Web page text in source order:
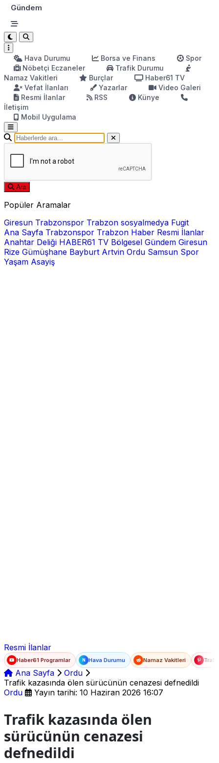
Gündem
Hava Durumu Borsa ve Finans
Spor
Nöbetçi Eczaneler
Trafik Durumu
Namaz Vakitleri
Burçlar
Haber61 TV
Vefat İlanları
Yazarlar
Video Galeri
Resmi İlanlar
RSS
Künye
İletişim
Mobil Uygulama
Ara
Popüler Aramalar
Giresun Trabzonspor Trabzon sosyalmedya Fugit
Ana Sayfa Trabzonspor Trabzon Haber Resmi İlanlar
Anahtar Deliği HABER61 TV Bölgesel Gündem Giresun
Rize Gümüşhane Bayburt Artvin Ordu Samsun Spor
Yaşam Asayiş
Resmi İlanlar
Haber61 Programlar N Hava Durumu Namaz Vakitleri
Ana Sayfa
Ordu
Trafik kazasında ölen sürücünün cenazesi defnedildi
Ordu
Yayın tarihi: 10 Haziran 2026 16:07
Trafik kazasında ölen
sürücünün cenazesi
defnedildi